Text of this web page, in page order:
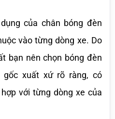
của chân bóng đèn
vào từng dòng xe. Do
bạn nên chọn bóng đèn
gốc xuất xứ rõ ràng, có
với từng dòng xe của